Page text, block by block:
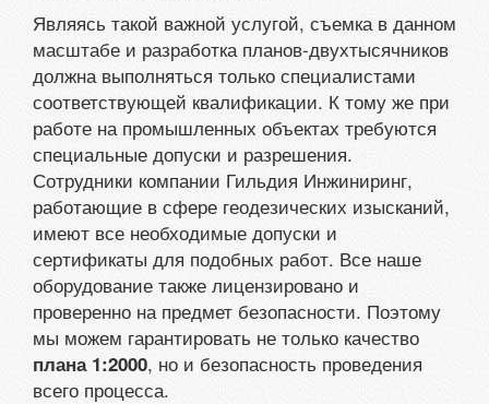
Являясь такой важной услугой, съемка в данном
масштабе и разработка планов-двухтысячников
должна выполняться только специалистами
соответствующей квалификации. К тому же при
работе на промышленных объектах требуются
специальные допуски и разрешения.
Сотрудники компании Гильдия Инжиниринг,
работающие в сфере геодезических изысканий,
имеют все необходимые допуски и
сертификаты для подобных работ. Все наше
оборудование также лицензировано и
проверенно на предмет безопасности. Поэтому
мы можем гарантировать не только качество
плана 1:2000, но и безопасность проведения
всего процесса.